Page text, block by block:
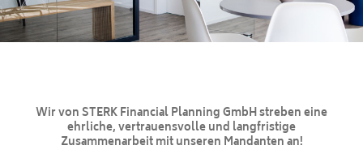
Wir von STERK Financial Planning GmbH streben eine
ehrliche, vertrauensvolle und langfristige
Zusammenarbeit mit unseren Mandanten an!